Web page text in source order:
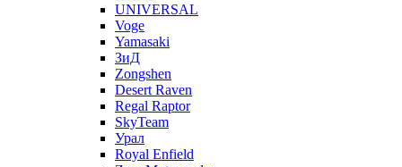
UNIVERSAL
Voge
Yamasaki
ЗиД
Zongshen
Desert Raven
Regal Raptor
SkyTeam
Урал
Royal Enfield